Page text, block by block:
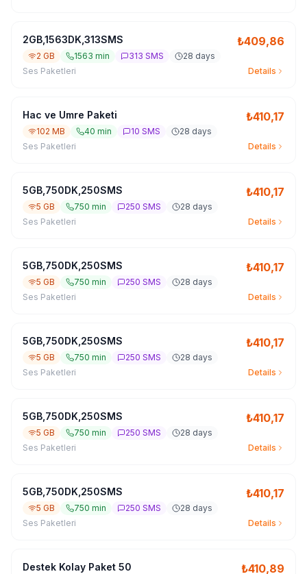
2GB,1563DK,313SMS ₺409,86
2 GB 1563 min 313 SMS
28 days
Ses Paketleri
Details
Hac ve Umre Paketi ₺410,17
102 MB 40 min 10 SMS
28 days
Ses Paketleri
Details
5GB,750DK,250SMS ₺410,17
5 GB 750 min 250 SMS
28 days
Ses Paketleri
Details
5GB,750DK,250SMS ₺410,17
5 GB 750 min 250 SMS
28 days
Ses Paketleri
Details
5GB,750DK,250SMS ₺410,17
5 GB 750 min 250 SMS
28 days
Ses Paketleri
Details
5GB,750DK,250SMS ₺410,17
5 GB 750 min 250 SMS
28 days
Ses Paketleri
Details
5GB,750DK,250SMS ₺410,17
5 GB 750 min 250 SMS
28 days
Ses Paketleri
Details
Destek Kolay Paket 50 ₺410,89